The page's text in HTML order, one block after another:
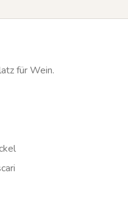
für Wein.